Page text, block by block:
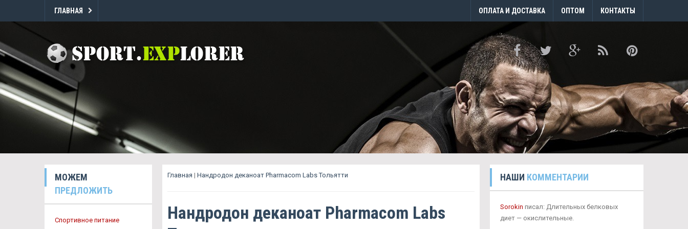
ГЛАВНАЯ ОПЛАТА И ДОСТАВКА ОПТОМ КОНТАКТЫ
МОЖЕМ
ПРЕДЛОЖИТЬ
Спортивное питание
Главная | Нандродон деканоат Pharmacom Labs Тольятти
Нандродон деканоат Pharmacom Labs
НАШИ КОММЕНТАРИИ
Sorokin писал: Длительных белковых
диет — окислительные.